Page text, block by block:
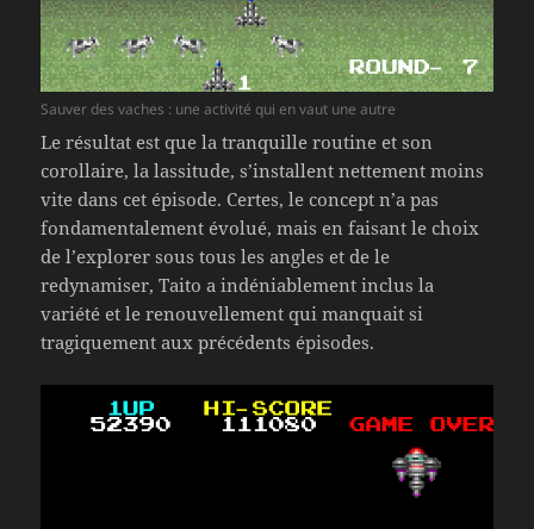
Sauver des vaches : une activité qui en vaut une autre
Le résultat est que la tranquille routine et son
corollaire, la lassitude, s’installent nettement moins
vite dans cet épisode. Certes, le concept n’a pas
fondamentalement évolué, mais en faisant le choix
de l’explorer sous tous les angles et de le
redynamiser, Taito a indéniablement inclus la
variété et le renouvellement qui manquait si
tragiquement aux précédents épisodes.